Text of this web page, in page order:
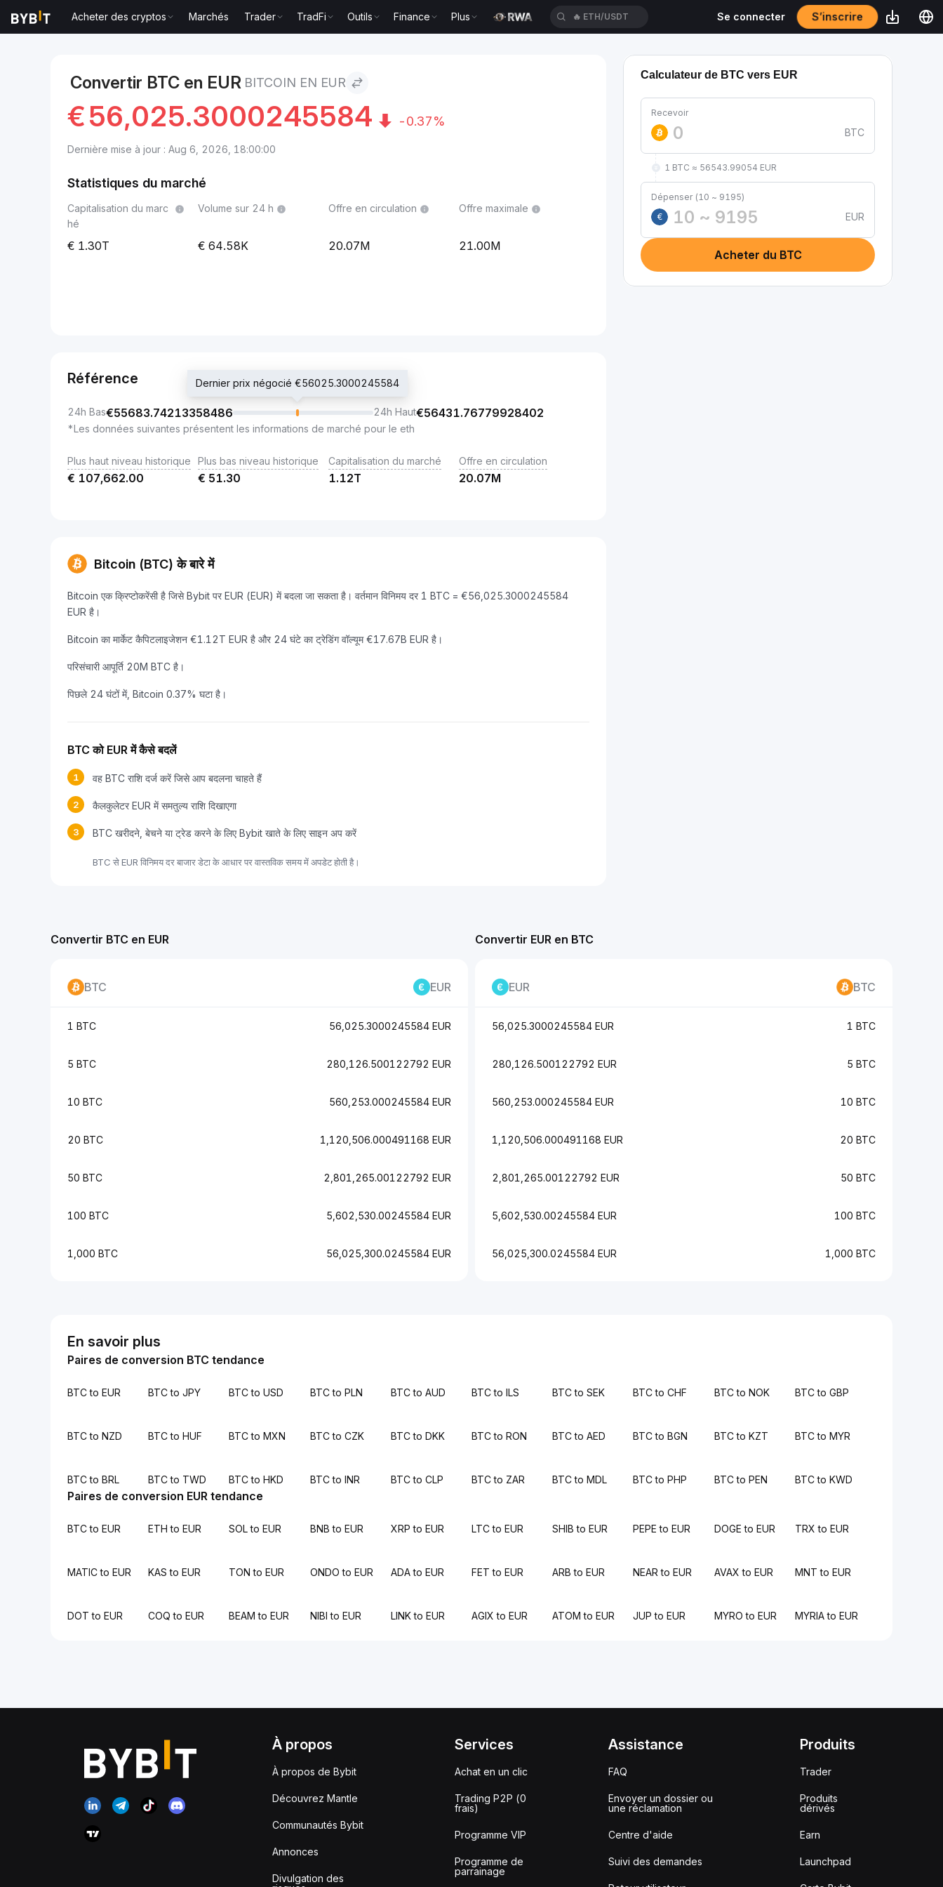
Acheter des cryptos Marchés Trader TradFi Outils Finance Plus 🔥 ETH/USDT Se connecter S’inscrire
Convertir BTC en EUR BITCOIN EN EUR
€56,025.3000245584 -0.37%
Dernière mise à jour : Aug 6, 2026, 18:00:00
Statistiques du marché
Capitalisation du marc
hé
1.30T
Volume sur 24 h
64.58K
Offre en circulation
20.07M
Offre maximale
21.00M
Référence
24h Bas€55683.74213358486
Dernier prix négocié €56025.3000245584
24h Haut€56431.76779928402
*Les données suivantes présentent les informations de marché pour le eth
Plus haut niveau historique
€ 107,662.00
Plus bas niveau historique
€ 51.30
Capitalisation du marché
1.12T
Offre en circulation
20.07M
Bitcoin (BTC) के बारे में
Bitcoin एक क्रिप्टोकरेंसी है जिसे Bybit पर EUR (EUR) में बदला जा सकता है। वर्तमान विनिमय दर 1 BTC = €56,025.3000245584
EUR है।
Bitcoin का मार्केट कैपिटलाइजेशन €1.12T EUR है और 24 घंटे का ट्रेडिंग वॉल्यूम €17.67B EUR है।
परिसंचारी आपूर्ति 20M BTC है।
पिछले 24 घंटों में, Bitcoin 0.37% घटा है।
BTC को EUR में कैसे बदलें
1 वह BTC राशि दर्ज करें जिसे आप बदलना चाहते हैं
2 कैलकुलेटर EUR में समतुल्य राशि दिखाएगा
3 BTC खरीदने, बेचने या ट्रेड करने के लिए Bybit खाते के लिए साइन अप करें
BTC से EUR विनिमय दर बाजार डेटा के आधार पर वास्तविक समय में अपडेट होती है।
Calculateur de BTC vers EUR
Recevoir
BTC
1 BTC ≈ 56543.99054 EUR
Dépenser (10 ~ 9195)
€
EUR
Acheter du BTC
Convertir BTC en EUR
BTC EUR
1 BTC 56,025.3000245584 EUR
5 BTC 280,126.500122792 EUR
10 BTC 560,253.000245584 EUR
20 BTC 1,120,506.000491168 EUR
50 BTC 2,801,265.00122792 EUR
100 BTC 5,602,530.00245584 EUR
1,000 BTC 56,025,300.0245584 EUR
Convertir EUR en BTC
EUR BTC
56,025.3000245584 EUR 1 BTC
280,126.500122792 EUR 5 BTC
560,253.000245584 EUR 10 BTC
1,120,506.000491168 EUR 20 BTC
2,801,265.00122792 EUR 50 BTC
5,602,530.00245584 EUR 100 BTC
56,025,300.0245584 EUR 1,000 BTC
En savoir plus
Paires de conversion BTC tendance
BTC to EUR BTC to JPY BTC to USD BTC to PLN BTC to AUD BTC to ILS BTC to SEK BTC to CHF BTC to NOK BTC to GBP
BTC to NZD BTC to HUF BTC to MXN BTC to CZK BTC to DKK BTC to RON BTC to AED BTC to BGN BTC to KZT BTC to MYR
BTC to BRL BTC to TWD BTC to HKD BTC to INR BTC to CLP BTC to ZAR BTC to MDL BTC to PHP BTC to PEN BTC to KWD
Paires de conversion EUR tendance
BTC to EUR ETH to EUR SOL to EUR BNB to EUR XRP to EUR LTC to EUR SHIB to EUR PEPE to EUR DOGE to EUR TRX to EUR
MATIC to EUR KAS to EUR TON to EUR ONDO to EUR ADA to EUR FET to EUR ARB to EUR NEAR to EUR AVAX to EUR MNT to EUR
DOT to EUR COQ to EUR BEAM to EUR NIBI to EUR LINK to EUR AGIX to EUR ATOM to EUR JUP to EUR MYRO to EUR MYRIA to EUR
À propos
À propos de Bybit
Découvrez Mantle
Communautés Bybit
Annonces
Divulgation des
Services
Achat en un clic
Trading P2P (0
frais)
Programme VIP
Programme de
parrainage
Assistance
FAQ
Envoyer un dossier ou
une réclamation
Centre d'aide
Suivi des demandes
Produits
Trader
Produits
dérivés
Earn
Launchpad